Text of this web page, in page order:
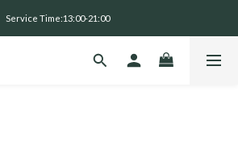
全 館 消 費 滿 三 千 免 運 費 🤘🏻
Service Time:13:00-21:00
全 館 消 費 滿 三 千 免 運 費 🤘🏻